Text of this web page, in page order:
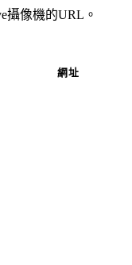
攝像機的URL。
網址